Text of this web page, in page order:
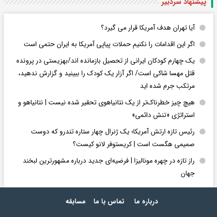
آیا تهران هدف آمریکا قرار می گیرد؟
اگر این اقدامات را نکنیم حملات پیاپی آمریکا به ایران حتمی است
یک چهارم کودکان ایرانی از تحصیل بازمانده اند/بهزیستی در پرونده
قتل مهسا شاکی است/ اگر آزار یک کودک را ببینید و گزارش ندهید،
مرتکب جرم شده اید
هیچ چیز خطرناک‌تر از یک نتانیاهوی تحقیر شده نیست | نتانیاهو و
استراتژی «تنش دائمی»
رئیس تازه ارتش آمریکا؛ یک ژنرال چهار ستاره تندرو که دوست
صمیمی هگست است | کریستوفر لانو کیست؟
راز تازه در چهره مونالیزا | فرضیه‌ای جدید درباره مشهورترین لبخند
جهان
درباره ما تماس با ما مسابقه